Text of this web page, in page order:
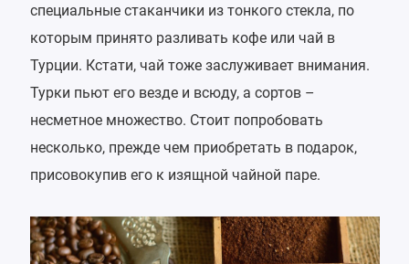
специальные стаканчики из тонкого стекла, по
которым принято разливать кофе или чай в
Турции. Кстати, чай тоже заслуживает внимания.
Турки пьют его везде и всюду, а сортов –
несметное множество. Стоит попробовать
несколько, прежде чем приобретать в подарок,
присовокупив его к изящной чайной паре.